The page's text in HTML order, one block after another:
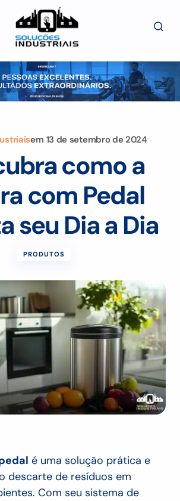
em 13 de setembro de 2024
como a
com Pedal
seu Dia a Dia
PRODUTOS
é uma solução prática e
descarte de resíduos em
Com seu sistema de